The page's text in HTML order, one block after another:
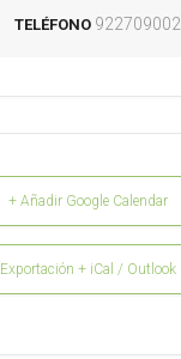
TELÉFONO 922709002
+ Añadir Google Calendar
Exportación + iCal / Outlook